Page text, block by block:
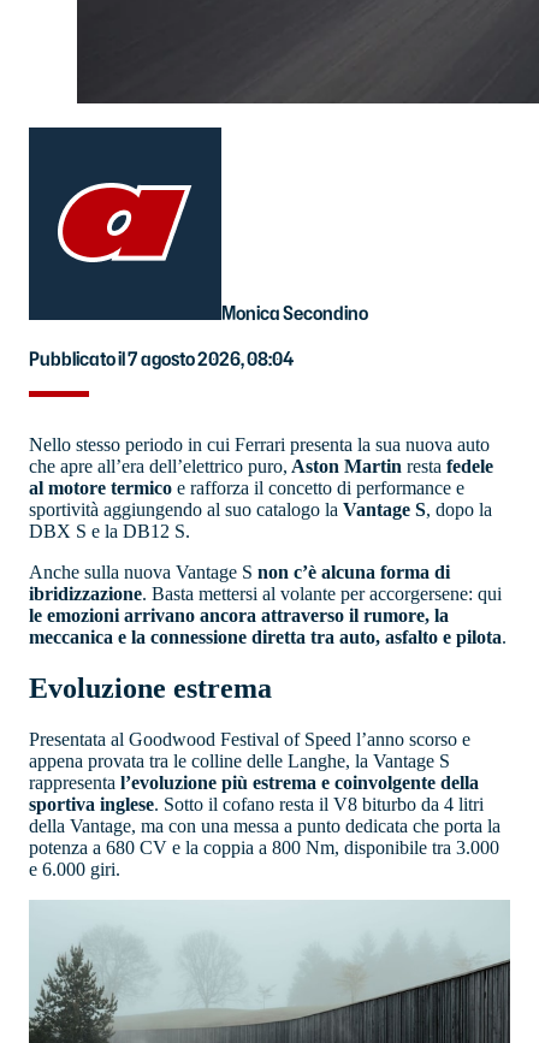
Monica Secondino
Pubblicato il 7 agosto 2026, 08:04
Nello stesso periodo in cui Ferrari presenta la sua nuova auto
che apre all’era dell’elettrico puro, Aston Martin resta fedele
al motore termico e rafforza il concetto di performance e
sportività aggiungendo al suo catalogo la Vantage S, dopo la
DBX S e la DB12 S.
Anche sulla nuova Vantage S non c’è alcuna forma di
ibridizzazione. Basta mettersi al volante per accorgersene: qui
le emozioni arrivano ancora attraverso il rumore, la
meccanica e la connessione diretta tra auto, asfalto e pilota.
Evoluzione estrema
Presentata al Goodwood Festival of Speed l’anno scorso e
appena provata tra le colline delle Langhe, la Vantage S
rappresenta l’evoluzione più estrema e coinvolgente della
sportiva inglese. Sotto il cofano resta il V8 biturbo da 4 litri
della Vantage, ma con una messa a punto dedicata che porta la
potenza a 680 CV e la coppia a 800 Nm, disponibile tra 3.000
e 6.000 giri.